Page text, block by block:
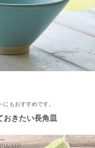
華に♪ コロンとかわい
手でそ〜っとくぼませ
もおすすめです。
きたい長角皿